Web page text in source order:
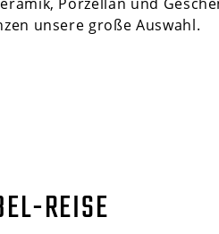
unsere große Auswahl.
REISE